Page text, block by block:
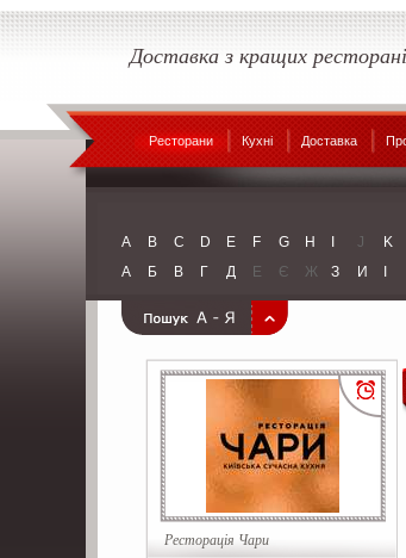
Доставка з кращих
Ресторани Кухні Доставка
A B C D E F G H J K
А
Б В Г Д Е Є Ж З И
Ресторація Чари